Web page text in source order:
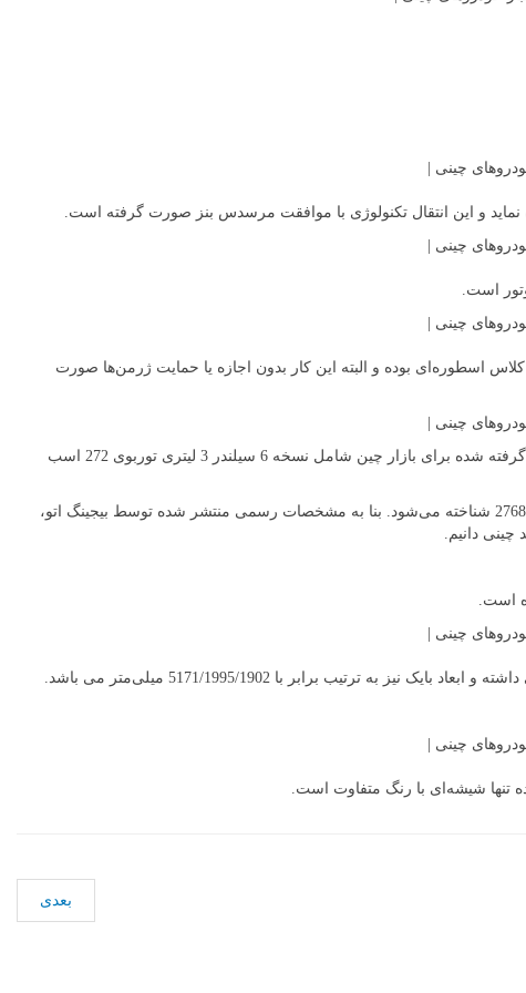
البته این رابطه همیشه خوب نبوده است! ظاهراً مرسدس بنز از بیجینگ اتو به خاطر ساخت BJ80 کاملاً دلخور است زیرا این خودرو یک کپی دقیق از G کلاس اسطوره‌ای بوده و البته این کار بدون اجازه یا حمایت ژرمن‌ها صورت
مرسدس بنز GLS کلاس هم‌اکنون به‌صورت وارداتی در چین عرضه می‌شود و بهای آن از 1.07 تا 1.58 میلیون یوان متغیر می باشد. پیشرانه‌های در نظر گرفته شده برای بازار چین شامل نسخه 6 سیلندر 3 لیتری توربوی 272 اسب
BJ90 تنها با پیشرانه 6 سیلندر توئین توربوی مرسدس عرضه خواهد شد. این پیشرانه همان‌گونه که گفته شد مستقیماً از مرسدس گرفته شده و با کد 276821 شناخته می‌شود. بنا به مشخصات رسمی منتشر شده توسط بیجینگ اتو،
بعدی